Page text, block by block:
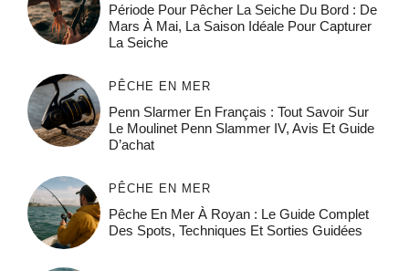
Période Pour Pêcher La Seiche Du Bord : De
Mars À Mai, La Saison Idéale Pour Capturer
La Seiche
PÊCHE EN MER
Penn Slarmer En Français : Tout Savoir Sur
Le Moulinet Penn Slammer IV, Avis Et Guide
D’achat
PÊCHE EN MER
Pêche En Mer À Royan : Le Guide Complet
Des Spots, Techniques Et Sorties Guidées